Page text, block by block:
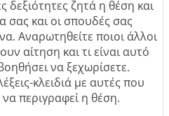
δεξιότητες ζητά η θέση και
σας και οι σπουδές σας
Αναρωτηθείτε ποιοι άλλοι
αίτηση και τι είναι αυτό
να ξεχωρίσετε.
κλειδιά με αυτές που
περιγραφεί η θέση.